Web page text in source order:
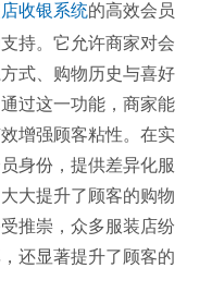
收银系统的高效会员
持。它允许商家对会
式、购物历史与喜好
过这一功能，商家能
增强顾客粘性。在实
身份，提供差异化服
大提升了顾客的购物
推崇，众多服装店纷
还显著提升了顾客的